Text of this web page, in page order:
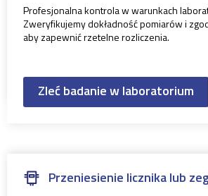
Profesjonalna kontrola w warunkach
Zweryfikujemy dokładność pomiarów i
aby zapewnić rzetelne rozliczenia.
Zleć badanie w laboratorium
Przeniesienie licznika lub